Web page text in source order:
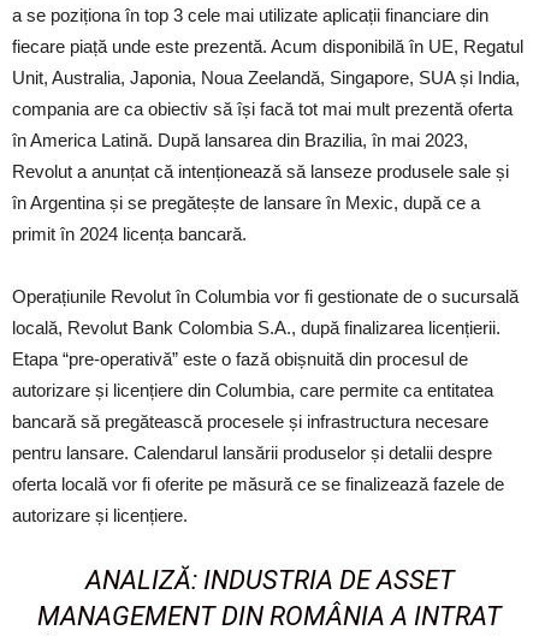
a se poziționa în top 3 cele mai utilizate aplicații financiare din
fiecare piață unde este prezentă. Acum disponibilă în UE, Regatul
Unit, Australia, Japonia, Noua Zeelandă, Singapore, SUA și India,
compania are ca obiectiv să își facă tot mai mult prezentă oferta
în America Latină. După lansarea din Brazilia, în mai 2023,
Revolut a anunțat că intenționează să lanseze produsele sale și
în Argentina și se pregătește de lansare în Mexic, după ce a
primit în 2024 licența bancară.
Operațiunile Revolut în Columbia vor fi gestionate de o sucursală
locală, Revolut Bank Colombia S.A., după finalizarea licențierii.
Etapa “pre-operativă” este o fază obișnuită din procesul de
autorizare și licențiere din Columbia, care permite ca entitatea
bancară să pregătească procesele și infrastructura necesare
pentru lansare. Calendarul lansării produselor și detalii despre
oferta locală vor fi oferite pe măsură ce se finalizează fazele de
autorizare și licențiere.
ANALIZĂ: INDUSTRIA DE ASSET
MANAGEMENT DIN ROMÂNIA A INTRAT